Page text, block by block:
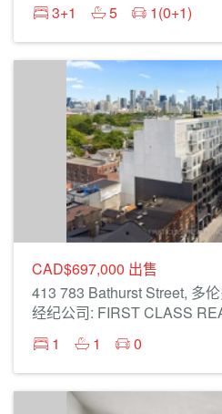
3+1
5 1(0+1)
CAD$697,000 出售
413 783 Bathurst Street, 多
经纪公司: FIRST CLASS
1
1 0